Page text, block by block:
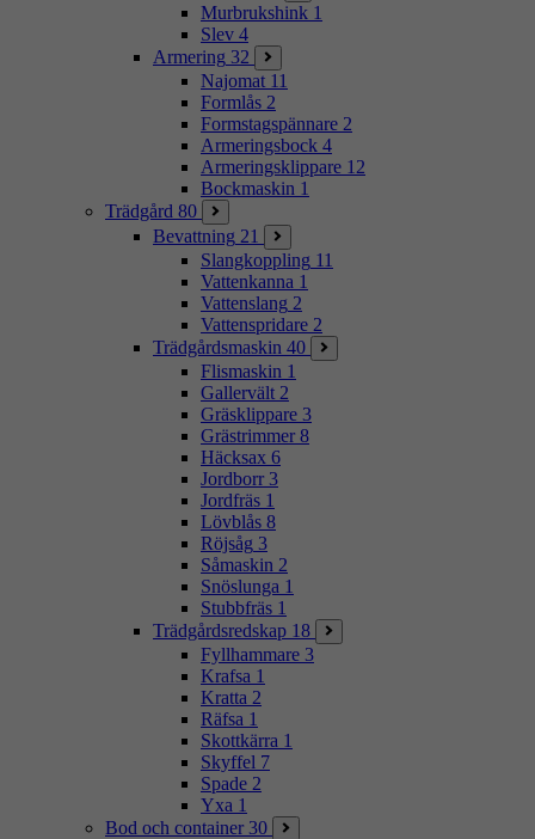
Murbrukshink 1
Slev 4
Armering 32
Najomat 11
Formlås 2
Formstagspännare 2
Armeringsbock 4
Armeringsklippare 12
Bockmaskin 1
Trädgård 80
Bevattning 21
Slangkoppling 11
Vattenkanna 1
Vattenslang 2
Vattenspridare 2
Trädgårdsmaskin 40
Flismaskin 1
Gallervält 2
Gräsklippare 3
Grästrimmer 8
Häcksax 6
Jordborr 3
Jordfräs 1
Lövblås 8
Röjsåg 3
Såmaskin 2
Snöslunga 1
Stubbfräs 1
Trädgårdsredskap 18
Fyllhammare 3
Krafsa 1
Kratta 2
Räfsa 1
Skottkärra 1
Skyffel 7
Spade 2
Yxa 1
Bod och container 30